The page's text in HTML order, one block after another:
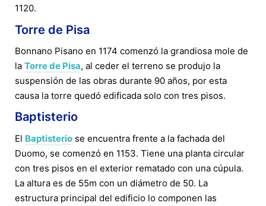
1120.
Torre de Pisa
Bonnano Pisano en 1174 comenzó la grandiosa mole de
la Torre de Pisa, al ceder el terreno se produjo la
suspensión de las obras durante 90 años, por esta
causa la torre quedó edificada solo con tres pisos.
Baptisterio
El Baptisterio se encuentra frente a la fachada del
Duomo, se comenzó en 1153. Tiene una planta circular
con tres pisos en el exterior rematado con una cúpula.
La altura es de 55m con un diámetro de 50. La
estructura principal del edificio lo componen las